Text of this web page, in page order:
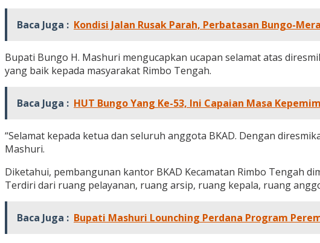
Baca Juga : Kondisi Jalan Rusak Parah, Perbatasan Bungo-
Bupati Bungo H. Mashuri mengucapkan ucapan selamat atas
yang baik kepada masyarakat Rimbo Tengah.
Baca Juga : HUT Bungo Yang Ke-53, Ini Capaian Masa
“Selamat kepada ketua dan seluruh anggota BKAD. Dengan
Mashuri.
Diketahui, pembangunan kantor BKAD Kecamatan Rimbo Tengah
Terdiri dari ruang pelayanan, ruang arsip, ruang kepala, ruang
Baca Juga : Bupati Mashuri Lounching Perdana Program